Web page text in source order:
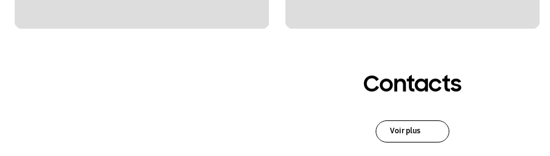
Contacts
Voir plus